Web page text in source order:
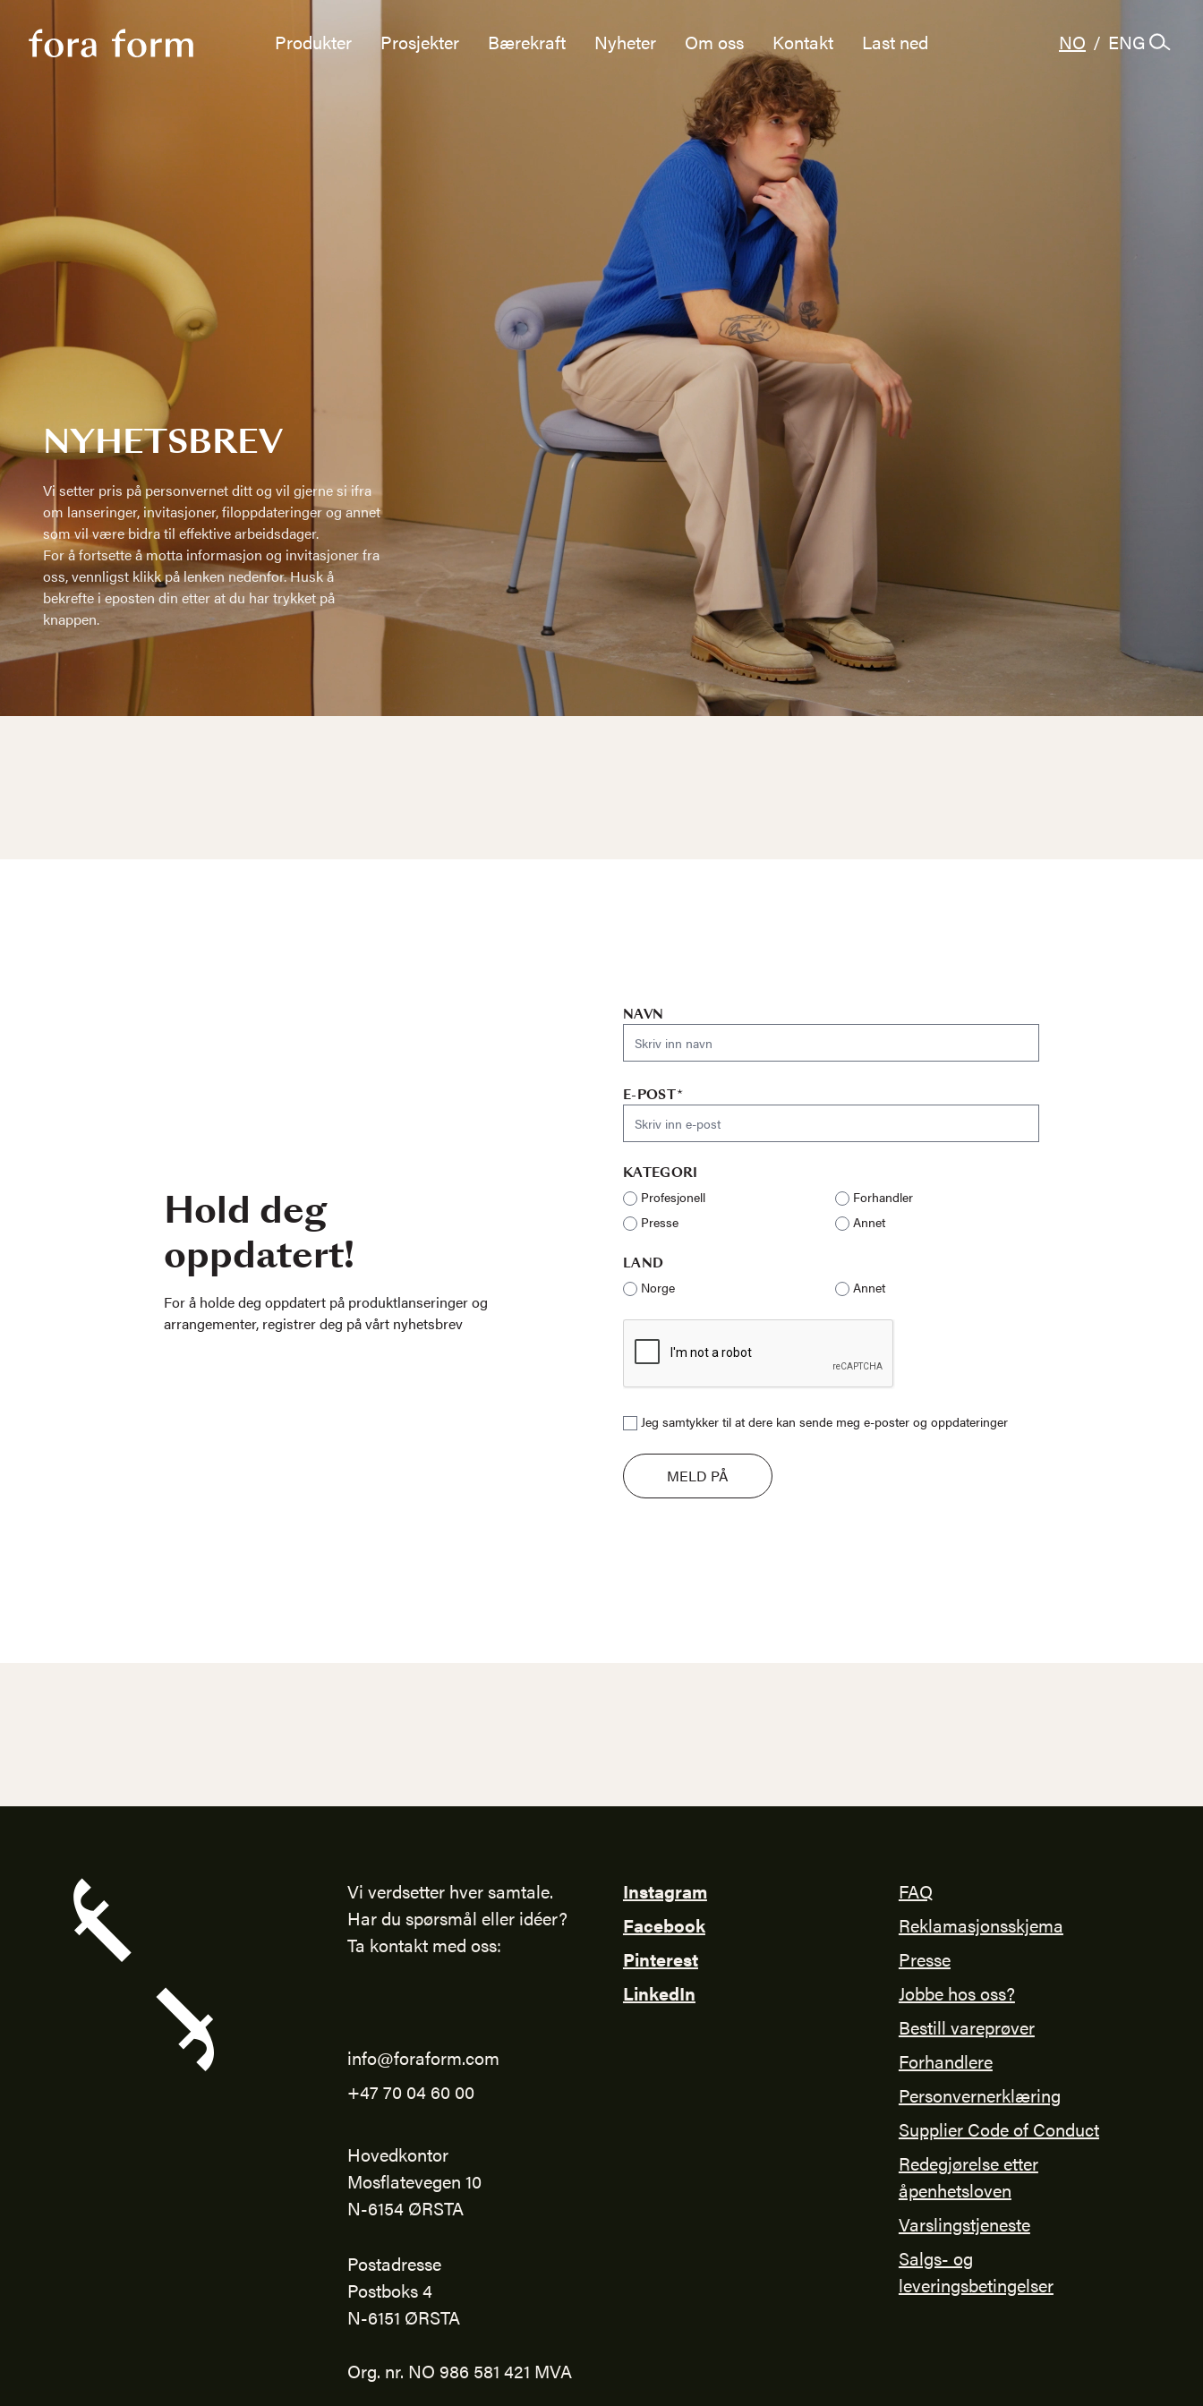
Produkter Prosjekter Bærekraft Nyheter Om oss Kontakt Last ned NO / ENG
NYHETSBREV
Vi setter pris på personvernet ditt og vil gjerne si ifra
om lanseringer, invitasjoner, filoppdateringer og annet
som vil være bidra til effektive arbeidsdager.
For å fortsette å motta informasjon og invitasjoner fra
oss, vennligst klikk på lenken nedenfor. Husk å
bekrefte i eposten din etter at du har trykket på
knappen.
Hold deg
oppdatert!
For å holde deg oppdatert på produktlanseringer og
arrangementer, registrer deg på vårt nyhetsbrev
NAVN
E-POST*
KATEGORI
Profesjonell
Forhandler
Presse
Annet
LAND
Norge
Annet
Jeg samtykker til at dere kan sende meg e-poster og oppdateringer
MELD PÅ
Vi verdsetter hver samtale.
Har du spørsmål eller idéer?
Ta kontakt med oss:
info@foraform.com
+47 70 04 60 00
Hovedkontor
Mosflatevegen 10
N-6154 ØRSTA
Postadresse
Postboks 4
N-6151 ØRSTA
Org. nr. NO 986 581 421 MVA
Instagram
Facebook
Pinterest
LinkedIn
FAQ
Reklamasjonsskjema
Presse
Jobbe hos oss?
Bestill vareprøver
Forhandlere
Personvernerklæring
Supplier Code of Conduct
Redegjørelse etter
åpenhetsloven
Varslingstjeneste
Salgs- og
leveringsbetingelser